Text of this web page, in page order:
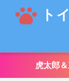
ト
虎太郎